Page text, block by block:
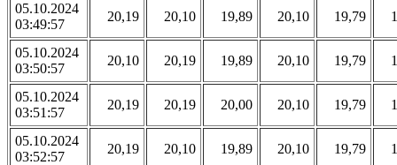
05.10.2024
03:49:57
20,19 20,10 19,89 20,10 19,79
05.10.2024
03:50:57
20,10 20,19 19,89 20,10 19,79
05.10.2024
03:51:57
20,19 20,19 20,00 20,10 19,79
05.10.2024
03:52:57
20,19 20,10 19,89 20,10 19,79